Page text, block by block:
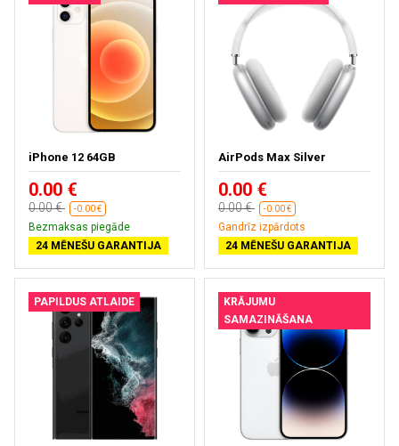
iPhone 12 64GB
0.00 €
0.00 € -0.00 €
Bezmaksas piegāde
24 MĒNEŠU GARANTIJA
AirPods Max Silver
0.00 €
0.00 € -0.00 €
Gandrīz izpārdots
24 MĒNEŠU GARANTIJA
PAPILDUS ATLAIDE
KRĀJUMU
SAMAZINĀŠANA